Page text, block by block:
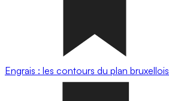
Engrais : les contours du plan bruxellois